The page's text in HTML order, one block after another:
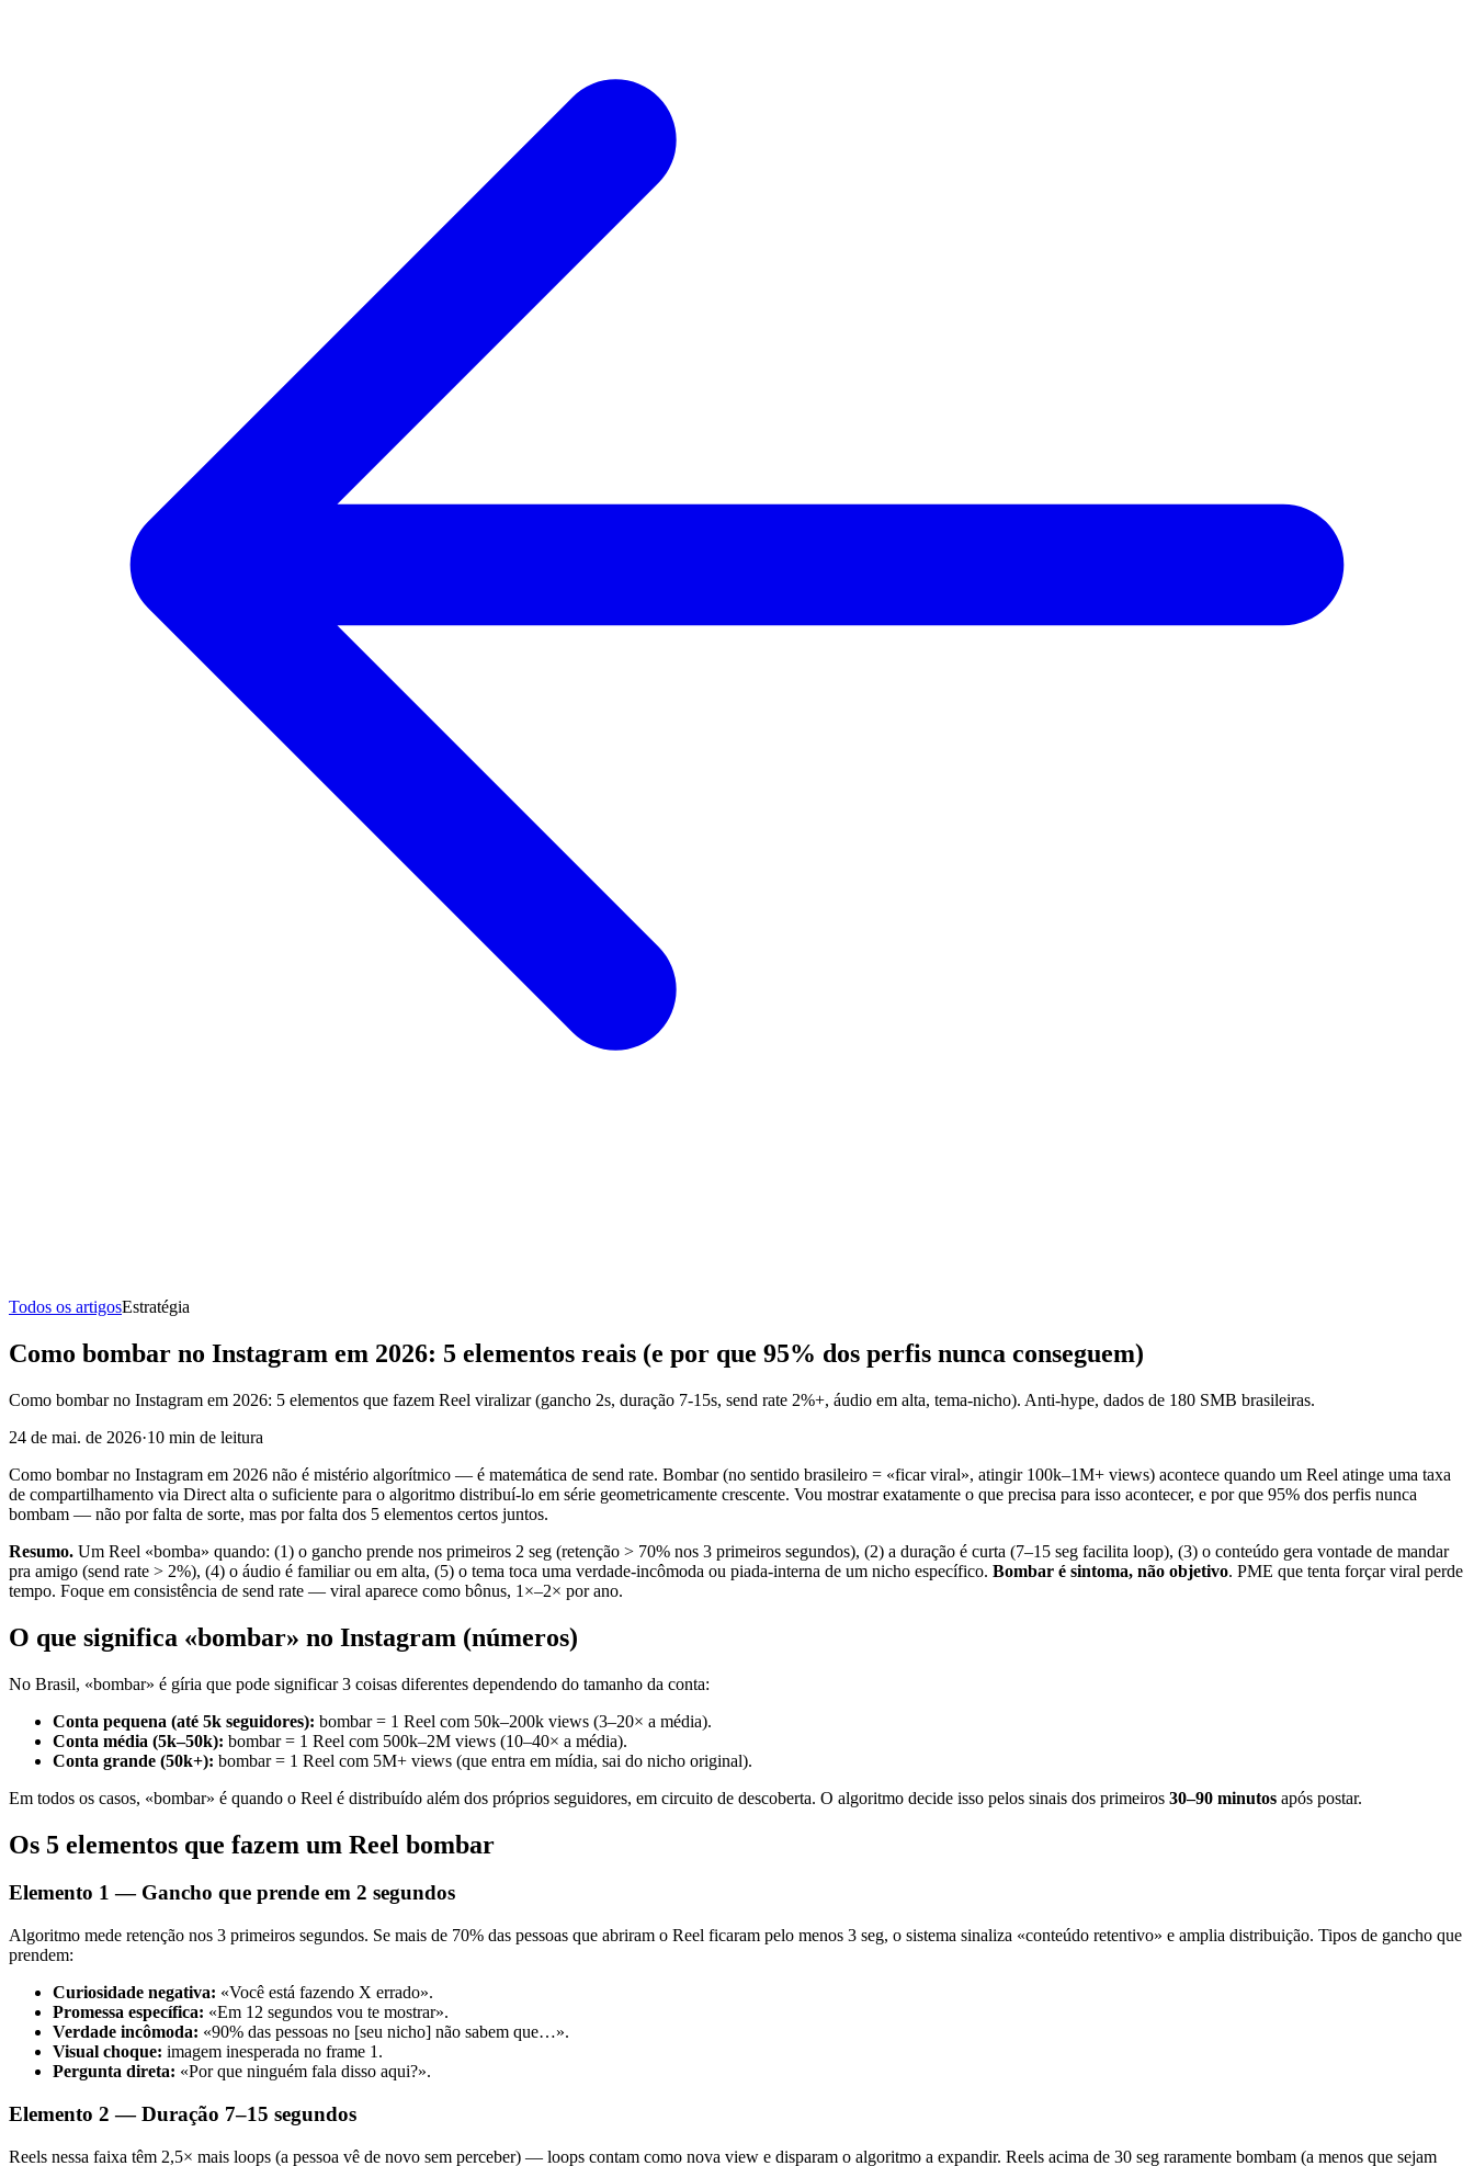
Todos os artigosEstratégia
Como bombar no Instagram em 2026: 5 elementos reais (e por que 95% dos perfis nunca conseguem)
Como bombar no Instagram em 2026: 5 elementos que fazem Reel viralizar (gancho 2s, duração 7-15s, send rate 2%+, áudio em alta, tema-nicho). Anti-hype, dados de 180 SMB brasileiras.
24 de mai. de 2026·10 min de leitura
Como bombar no Instagram em 2026 não é mistério algorítmico — é matemática de send rate. Bombar (no sentido brasileiro = «ficar viral», atingir 100k–1M+ views) acontece quando um Reel atinge uma taxa
de compartilhamento via Direct alta o suficiente para o algoritmo distribuí-lo em série geometricamente crescente. Vou mostrar exatamente o que precisa para isso acontecer, e por que 95% dos perfis nunca
bombam — não por falta de sorte, mas por falta dos 5 elementos certos juntos.
Resumo. Um Reel «bomba» quando: (1) o gancho prende nos primeiros 2 seg (retenção > 70% nos 3 primeiros segundos), (2) a duração é curta (7–15 seg facilita loop), (3) o conteúdo gera vontade de mandar
pra amigo (send rate > 2%), (4) o áudio é familiar ou em alta, (5) o tema toca uma verdade-incômoda ou piada-interna de um nicho específico. Bombar é sintoma, não objetivo. PME que tenta forçar viral perde
tempo. Foque em consistência de send rate — viral aparece como bônus, 1×–2× por ano.
O que significa «bombar» no Instagram (números)
No Brasil, «bombar» é gíria que pode significar 3 coisas diferentes dependendo do tamanho da conta:
Conta pequena (até 5k seguidores): bombar = 1 Reel com 50k–200k views (3–20× a média).
Conta média (5k–50k): bombar = 1 Reel com 500k–2M views (10–40× a média).
Conta grande (50k+): bombar = 1 Reel com 5M+ views (que entra em mídia, sai do nicho original).
Em todos os casos, «bombar» é quando o Reel é distribuído além dos próprios seguidores, em circuito de descoberta. O algoritmo decide isso pelos sinais dos primeiros 30–90 minutos após postar.
Os 5 elementos que fazem um Reel bombar
Elemento 1 — Gancho que prende em 2 segundos
Algoritmo mede retenção nos 3 primeiros segundos. Se mais de 70% das pessoas que abriram o Reel ficaram pelo menos 3 seg, o sistema sinaliza «conteúdo retentivo» e amplia distribuição. Tipos de gancho que
prendem:
Curiosidade negativa: «Você está fazendo X errado».
Promessa específica: «Em 12 segundos vou te mostrar».
Verdade incômoda: «90% das pessoas no [seu nicho] não sabem que…».
Visual choque: imagem inesperada no frame 1.
Pergunta direta: «Por que ninguém fala disso aqui?».
Elemento 2 — Duração 7–15 segundos
Reels nessa faixa têm 2,5× mais loops (a pessoa vê de novo sem perceber) — loops contam como nova view e disparam o algoritmo a expandir. Reels acima de 30 seg raramente bombam (a menos que sejam